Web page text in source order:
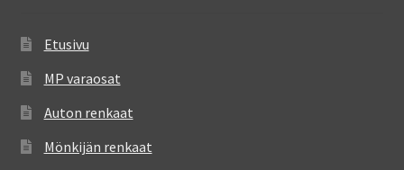
Etusivu
MP varaosat
Auton renkaat
Mönkijän renkaat